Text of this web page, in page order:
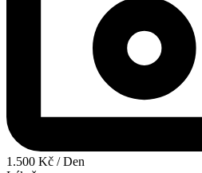
1.500 Kč / Den